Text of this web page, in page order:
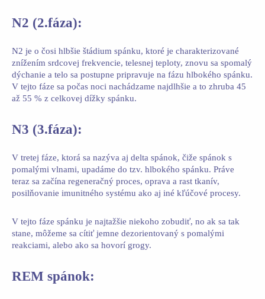
N2 (2.fáza):
N2 je o čosi hlbšie štádium spánku, ktoré je charakterizované
znížením srdcovej frekvencie, telesnej teploty, znovu sa spomalý
dýchanie a telo sa postupne pripravuje na fázu hlbokého spánku.
V tejto fáze sa počas noci nachádzame najdlhšie a to zhruba 45
až 55 % z celkovej dížky spánku.
N3 (3.fáza):
V tretej fáze, ktorá sa nazýva aj delta spánok, čiže spánok s
pomalými vlnami, upadáme do tzv. hlbokého spánku. Práve
teraz sa začína regeneračný proces, oprava a rast tkanív,
posilňovanie imunitného systému ako aj iné kľúčové procesy.
V tejto fáze spánku je najtažšie niekoho zobudiť, no ak sa tak
stane, môžeme sa cítiť jemne dezorientovaný s pomalými
reakciami, alebo ako sa hovorí grogy.
REM spánok: